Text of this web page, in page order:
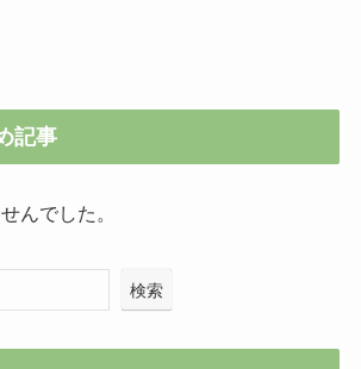
記事
んでした。
検索